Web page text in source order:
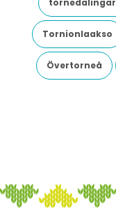
Tornionlaakso
Övertorneå